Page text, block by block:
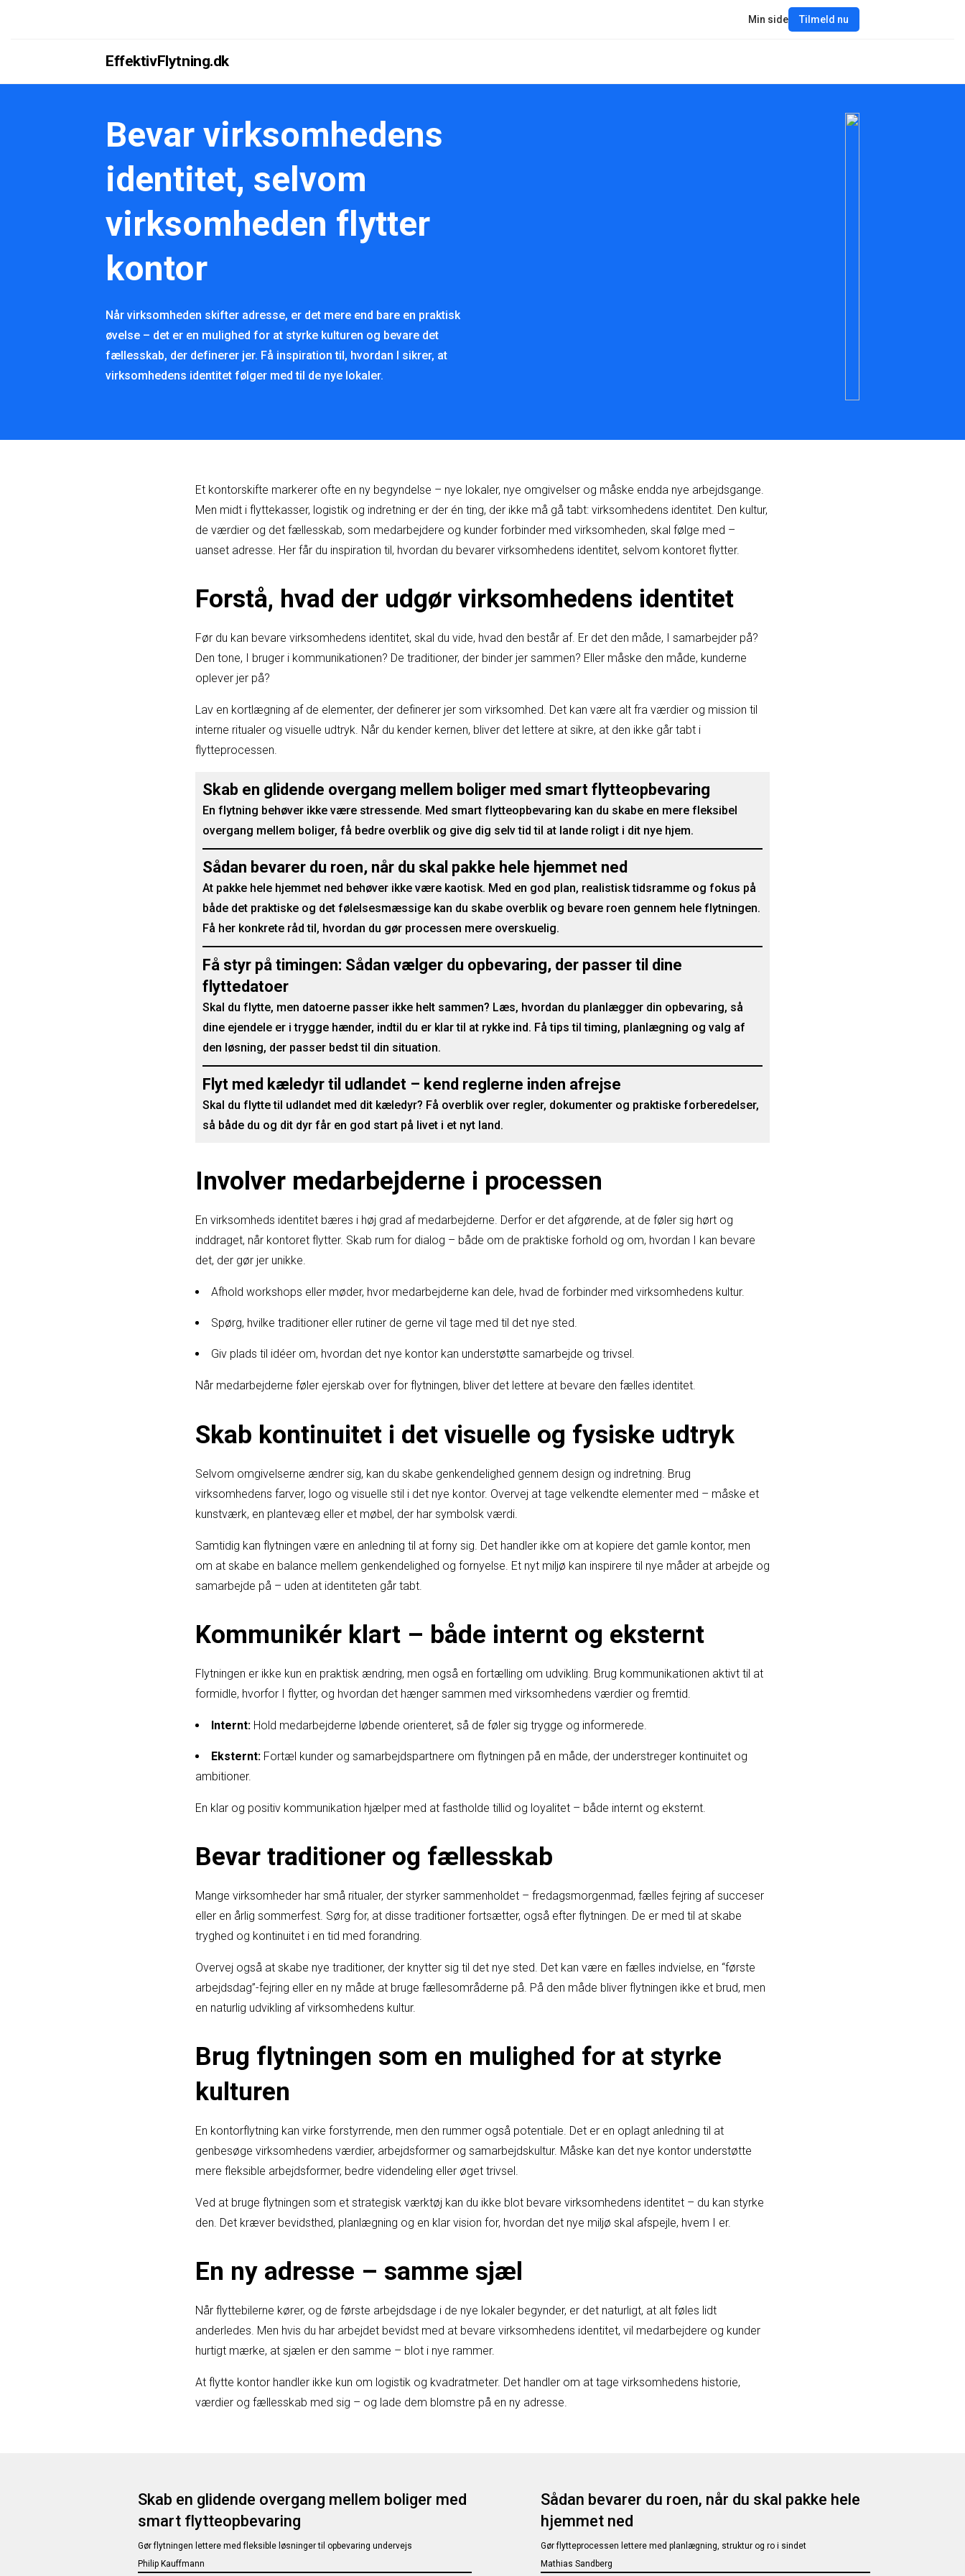
EffektivFlytning.dk
Min side Tilmeld nu
Bevar virksomhedens
identitet, selvom
virksomheden flytter
kontor
Når virksomheden skifter adresse, er det mere end bare en praktisk
øvelse – det er en mulighed for at styrke kulturen og bevare det
fællesskab, der definerer jer. Få inspiration til, hvordan I sikrer, at
virksomhedens identitet følger med til de nye lokaler.
Et kontorskifte markerer ofte en ny begyndelse – nye lokaler, nye omgivelser og måske endda nye arbejdsgange.
Men midt i flyttekasser, logistik og indretning er der én ting, der ikke må gå tabt: virksomhedens identitet. Den kultur,
de værdier og det fællesskab, som medarbejdere og kunder forbinder med virksomheden, skal følge med –
uanset adresse. Her får du inspiration til, hvordan du bevarer virksomhedens identitet, selvom kontoret flytter.
Forstå, hvad der udgør virksomhedens identitet
Før du kan bevare virksomhedens identitet, skal du vide, hvad den består af. Er det den måde, I samarbejder på?
Den tone, I bruger i kommunikationen? De traditioner, der binder jer sammen? Eller måske den måde, kunderne
oplever jer på?
Lav en kortlægning af de elementer, der definerer jer som virksomhed. Det kan være alt fra værdier og mission til
interne ritualer og visuelle udtryk. Når du kender kernen, bliver det lettere at sikre, at den ikke går tabt i
flytteprocessen.
Skab en glidende overgang mellem boliger med smart flytteopbevaring
En flytning behøver ikke være stressende. Med smart flytteopbevaring kan du skabe en mere fleksibel
overgang mellem boliger, få bedre overblik og give dig selv tid til at lande roligt i dit nye hjem.
Sådan bevarer du roen, når du skal pakke hele hjemmet ned
At pakke hele hjemmet ned behøver ikke være kaotisk. Med en god plan, realistisk tidsramme og fokus på
både det praktiske og det følelsesmæssige kan du skabe overblik og bevare roen gennem hele flytningen.
Få her konkrete råd til, hvordan du gør processen mere overskuelig.
Få styr på timingen: Sådan vælger du opbevaring, der passer til dine
flyttedatoer
Skal du flytte, men datoerne passer ikke helt sammen? Læs, hvordan du planlægger din opbevaring, så
dine ejendele er i trygge hænder, indtil du er klar til at rykke ind. Få tips til timing, planlægning og valg af
den løsning, der passer bedst til din situation.
Flyt med kæledyr til udlandet – kend reglerne inden afrejse
Skal du flytte til udlandet med dit kæledyr? Få overblik over regler, dokumenter og praktiske forberedelser,
så både du og dit dyr får en god start på livet i et nyt land.
Involver medarbejderne i processen
En virksomheds identitet bæres i høj grad af medarbejderne. Derfor er det afgørende, at de føler sig hørt og
inddraget, når kontoret flytter. Skab rum for dialog – både om de praktiske forhold og om, hvordan I kan bevare
det, der gør jer unikke.
Afhold workshops eller møder, hvor medarbejderne kan dele, hvad de forbinder med virksomhedens kultur.
Spørg, hvilke traditioner eller rutiner de gerne vil tage med til det nye sted.
Giv plads til idéer om, hvordan det nye kontor kan understøtte samarbejde og trivsel.
Når medarbejderne føler ejerskab over for flytningen, bliver det lettere at bevare den fælles identitet.
Skab kontinuitet i det visuelle og fysiske udtryk
Selvom omgivelserne ændrer sig, kan du skabe genkendelighed gennem design og indretning. Brug
virksomhedens farver, logo og visuelle stil i det nye kontor. Overvej at tage velkendte elementer med – måske et
kunstværk, en plantevæg eller et møbel, der har symbolsk værdi.
Samtidig kan flytningen være en anledning til at forny sig. Det handler ikke om at kopiere det gamle kontor, men
om at skabe en balance mellem genkendelighed og fornyelse. Et nyt miljø kan inspirere til nye måder at arbejde og
samarbejde på – uden at identiteten går tabt.
Kommunikér klart – både internt og eksternt
Flytningen er ikke kun en praktisk ændring, men også en fortælling om udvikling. Brug kommunikationen aktivt til at
formidle, hvorfor I flytter, og hvordan det hænger sammen med virksomhedens værdier og fremtid.
Internt: Hold medarbejderne løbende orienteret, så de føler sig trygge og informerede.
Eksternt: Fortæl kunder og samarbejdspartnere om flytningen på en måde, der understreger kontinuitet og
ambitioner.
En klar og positiv kommunikation hjælper med at fastholde tillid og loyalitet – både internt og eksternt.
Bevar traditioner og fællesskab
Mange virksomheder har små ritualer, der styrker sammenholdet – fredagsmorgenmad, fælles fejring af succeser
eller en årlig sommerfest. Sørg for, at disse traditioner fortsætter, også efter flytningen. De er med til at skabe
tryghed og kontinuitet i en tid med forandring.
Overvej også at skabe nye traditioner, der knytter sig til det nye sted. Det kan være en fælles indvielse, en “første
arbejdsdag”-fejring eller en ny måde at bruge fællesområderne på. På den måde bliver flytningen ikke et brud, men
en naturlig udvikling af virksomhedens kultur.
Brug flytningen som en mulighed for at styrke
kulturen
En kontorflytning kan virke forstyrrende, men den rummer også potentiale. Det er en oplagt anledning til at
genbesøge virksomhedens værdier, arbejdsformer og samarbejdskultur. Måske kan det nye kontor understøtte
mere fleksible arbejdsformer, bedre videndeling eller øget trivsel.
Ved at bruge flytningen som et strategisk værktøj kan du ikke blot bevare virksomhedens identitet – du kan styrke
den. Det kræver bevidsthed, planlægning og en klar vision for, hvordan det nye miljø skal afspejle, hvem I er.
En ny adresse – samme sjæl
Når flyttebilerne kører, og de første arbejdsdage i de nye lokaler begynder, er det naturligt, at alt føles lidt
anderledes. Men hvis du har arbejdet bevidst med at bevare virksomhedens identitet, vil medarbejdere og kunder
hurtigt mærke, at sjælen er den samme – blot i nye rammer.
At flytte kontor handler ikke kun om logistik og kvadratmeter. Det handler om at tage virksomhedens historie,
værdier og fællesskab med sig – og lade dem blomstre på en ny adresse.
Skab en glidende overgang mellem boliger med
smart flytteopbevaring
Gør flytningen lettere med fleksible løsninger til opbevaring undervejs
Philip Kauffmann
Sådan bevarer du roen, når du skal pakke hele
hjemmet ned
Gør flytteprocessen lettere med planlægning, struktur og ro i sindet
Mathias Sandberg